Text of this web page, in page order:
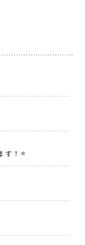
す！⭐️